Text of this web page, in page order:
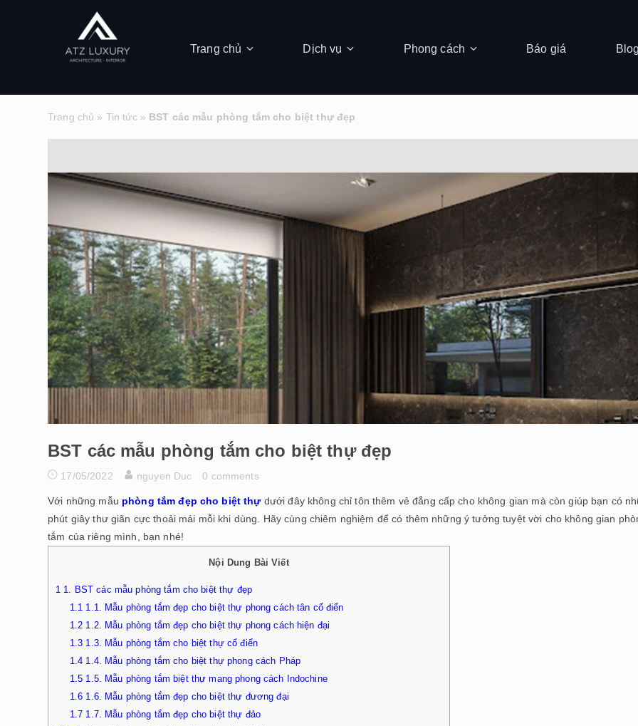
Trang chủ Dịch vụ Phong cách Báo giá Blog
Trang chủ » Tin tức» BST các mẫu phòng tắm cho biệt thự đẹp
BST các mẫu phòng tắm cho biệt thự đẹp
17/05/2022 nguyen Duc 0 comments
Với những mẫu phòng tắm đẹp cho biệt thựdưới đây không chỉ tôn thêm vẻ đẳng cấp cho không gian mà còn giúp bạn có
phút giây thư giãn cực thoải mái mỗi khi dùng. Hãy cùng chiêm nghiệm để có thêm những ý tưởng tuyệt vời cho không gian
tắm của riêng mình, bạn nhé!
Nội Dung Bài Viết
1 1. BST các mẫu phòng tắm cho biệt thự đẹp
1.1 1.1. Mẫu phòng tắm đẹp cho biệt thự phong cách tân cổ điển
1.2 1.2. Mẫu phòng tắm đẹp cho biệt thự phong cách hiện đại
1.3 1.3. Mẫu phòng tắm cho biệt thự cổ điển
1.4 1.4. Mẫu phòng tắm cho biệt thự phong cách Pháp
1.5 1.5. Mẫu phòng tắm biệt thự mang phong cách Indochine
1.6 1.6. Mẫu phòng tắm đẹp cho biệt thự đương đại
1.7 1.7. Mẫu phòng tắm đẹp cho biệt thự đảo